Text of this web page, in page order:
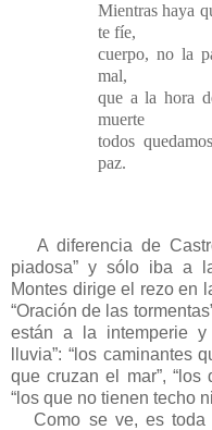
Mientras haya
te fíe,
cuerpo, no la
mal,
que a la hora
muerte
todos
paz.
A diferencia de
piadosa” y sólo iba a
Montes dirige el rezo en
“Oración de las
están a la intemperie
lluvia”: “los caminantes
que cruzan el mar”, “los
“los que no tienen techo
Como se ve, es toda